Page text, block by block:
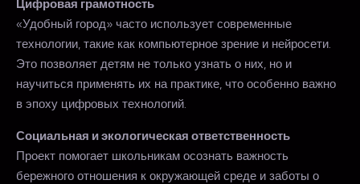
Цифровая грамотность
«Удобный город» часто использует современные
технологии, такие как компьютерное зрение и нейросети.
Это позволяет детям не только узнать о них, но и
научиться применять их на практике, что особенно важно
в эпоху цифровых технологий.
Социальная и экологическая ответственность
Проект помогает школьникам осознать важность
бережного отношения к окружающей среде и заботы о